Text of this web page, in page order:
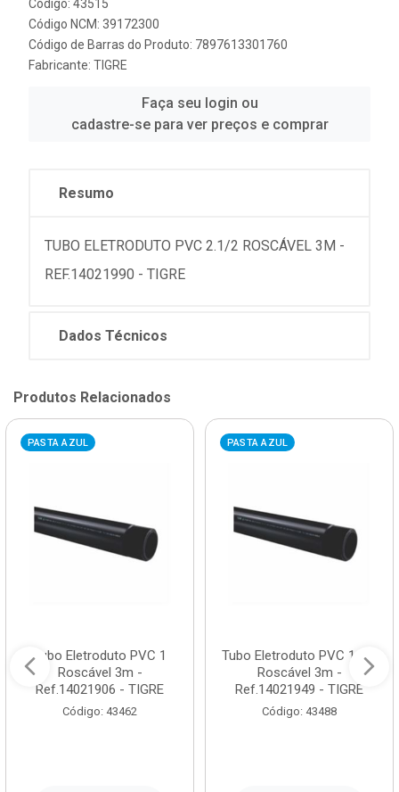
Código: 43515
Código NCM: 39172300
Código de Barras do Produto: 7897613301760
Fabricante: TIGRE
Faça seu login ou
cadastre-se para ver preços e comprar
Resumo
TUBO ELETRODUTO PVC 2.1/2 ROSCÁVEL 3M -
REF.14021990 - TIGRE
Dados Técnicos
Produtos Relacionados
PASTA AZUL
Tubo Eletroduto PVC 1
Roscável 3m -
Ref.14021906 - TIGRE
Código: 43462
PASTA AZUL
Tubo Eletroduto PVC 1.1/2
Roscável 3m -
Ref.14021949 - TIGRE
Código: 43488